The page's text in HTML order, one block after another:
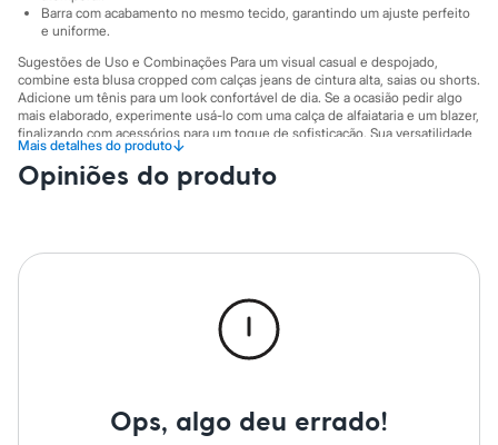
Meias
Pijamas
Sutiãs e Tops
Moda praia
Biquínis
Maiôs
Saídas de praia
Personagens
Plus size
Blusas e Camisetas
Jeans
Moda esportiva
Barra com acabamento no mesmo tecido, garantindo um ajuste perfeito
e uniforme.
Sugestões de Uso e Combinações Para um visual casual e despojado,
combine esta blusa cropped com calças jeans de cintura alta, saias ou shorts.
Adicione um tênis para um look confortável de dia. Se a ocasião pedir algo
mais elaborado, experimente usá-lo com uma calça de alfaiataria e um blazer,
finalizando com acessórios para um toque de sofisticação. Sua versatilidade
permite que ele transite facilmente entre diferentes estilos.
A gente se encontra na C&A! ❤
Mais detalhes do produto↓
Opiniões do produto
Ops, algo deu errado!